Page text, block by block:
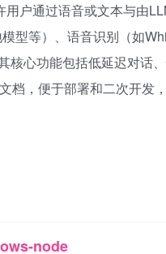
户通过语音或文本与由
型等）、语音识别（如
核心功能包括低延迟对话
档，便于部署和二次开发
node